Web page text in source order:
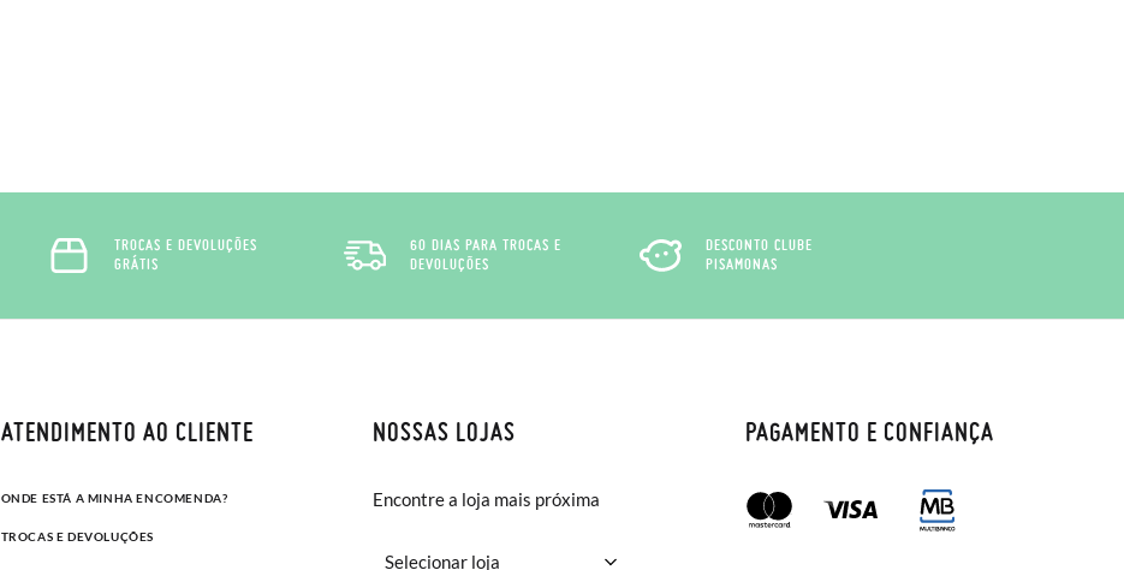
TROCAS E DEVOLUÇÕES
GRÁTIS
60 DIAS PARA TROCAS E
DEVOLUÇÕES
DESCONTO CLUBE
PISAMONAS
ATENDIMENTO AO CLIENTE
ONDE ESTÁ A MINHA ENCOMENDA?
TROCAS E DEVOLUÇÕES
NOSSAS LOJAS
Encontre a loja mais próxima
PAGAMENTO E CONFIANÇA